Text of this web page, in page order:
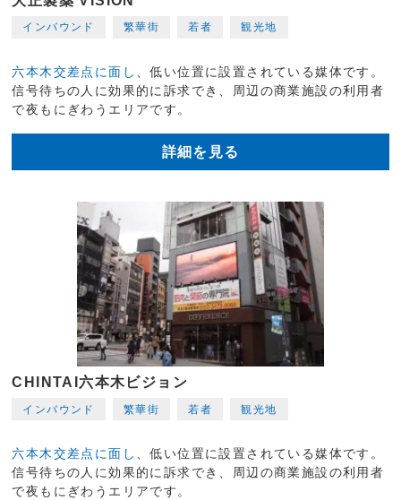
インバウンド 繁華街 若者 観光地
六本木交差点に面し
、低い位置に設置されている媒体です。
信号待ちの人に効果的に訴求でき、周辺の商業施設の利用者
で夜もにぎわうエリアです。
詳細を見る
CHINTAI六本木ビジョン
インバウンド 繁華街 若者 観光地
六本木交差点に面し 、低い位置に設置されている媒体です。
信号待ちの人に効果的に訴求でき、周辺の商業施設の利用者
で夜もにぎわうエリアです。